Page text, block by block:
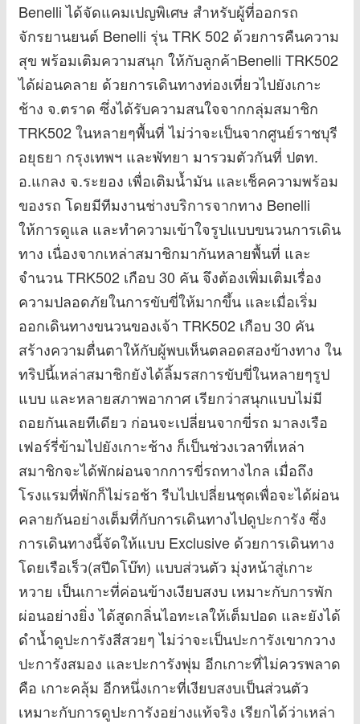
Benelli ได้จัดแคมเปญพิเศษ สำหรับผู้ที่ออกรถ
จักรยานยนต์ Benelli รุ่น TRK 502 ด้วยการคืนความ
สุข พร้อมเติมความสนุก ให้กับลูกค้าBenelli TRK502
ได้ผ่อนคลาย ด้วยการเดินทางท่องเที่ยวไปยังเกาะ
ช้าง จ.ตราด ซึ่งได้รับความสนใจจากกลุ่มสมาชิก
TRK502 ในหลายๆพื้นที่ ไม่ว่าจะเป็นจากศูนย์ราชบุรี
อยุธยา กรุงเทพฯ และพัทยา มารวมตัวกันที่ ปตท.
อ.แกลง จ.ระยอง เพื่อเติมน้ำมัน และเช็คความพร้อม
ของรถ โดยมีทีมงานช่างบริการจากทาง Benelli
ให้การดูแล และทำความเข้าใจรูปแบบขนวนการเดิน
ทาง เนื่องจากเหล่าสมาชิกมากันหลายพื้นที่ และ
จำนวน TRK502 เกือบ 30 คัน จึงต้องเพิ่มเติมเรื่อง
ความปลอดภัยในการขับขี่ให้มากขึ้น และเมื่อเริ่ม
ออกเดินทางขนวนของเจ้า TRK502 เกือบ 30 คัน
สร้างความตื่นตาให้กับผู้พบเห็นตลอดสองข้างทาง ใน
ทริปนี้เหล่าสมาชิกยังได้ลิ้มรสการขับขี่ในหลายๆรูป
แบบ และหลายสภาพอากาศ เรียกว่าสนุกแบบไม่มี
ถอยกันเลยทีเดียว ก่อนจะเปลี่ยนจากขี่รถ มาลงเรือ
เฟอร์รี่ข้ามไปยังเกาะช้าง ก็เป็นช่วงเวลาที่เหล่า
สมาชิกจะได้พักผ่อนจากการขี่รถทางไกล เมื่อถึง
โรงแรมที่พักก็ไม่รอช้า รีบไปเปลี่ยนชุดเพื่อจะได้ผ่อน
คลายกันอย่างเต็มที่กับการเดินทางไปดูปะการัง ซึ่ง
การเดินทางนี้จัดให้แบบ Exclusive ด้วยการเดินทาง
โดยเรือเร็ว(สปีดโบ๊ท) แบบส่วนตัว มุ่งหน้าสู่เกาะ
หวาย เป็นเกาะที่ค่อนข้างเงียบสงบ เหมาะกับการพัก
ผ่อนอย่างยิ่ง ได้สูดกลิ่นไอทะเลให้เต็มปอด และยังได้
ดำน้ำดูปะการังสีสวยๆ ไม่ว่าจะเป็นปะการังเขากวาง
ปะการังสมอง และปะการังพุ่ม อีกเกาะที่ไม่ควรพลาด
คือ เกาะคลุ้ม อีกหนึ่งเกาะที่เงียบสงบเป็นส่วนตัว
เหมาะกับการดูปะการังอย่างแท้จริง เรียกได้ว่าเหล่า